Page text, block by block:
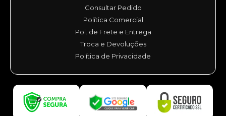
Consultar Pedido
Política Comercial
Pol. de Frete e Entrega
Troca e Devoluções
Política de Privacidade